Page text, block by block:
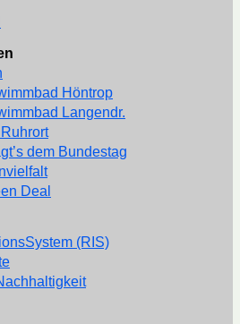
Höntrop
Langendr.
dem Bundestag
Deal
(RIS)